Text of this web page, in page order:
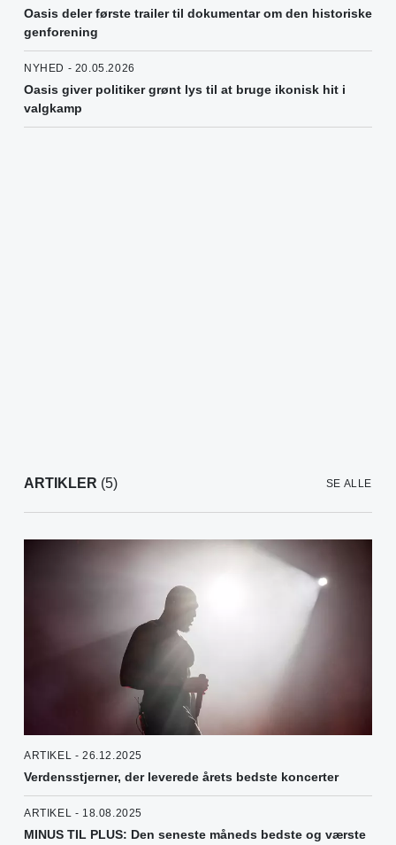
Oasis deler første trailer til dokumentar om den historiske
genforening
NYHED - 20.05.2026
Oasis giver politiker grønt lys til at bruge ikonisk hit i
valgkamp
ARTIKLER (5) SE ALLE
ARTIKEL - 26.12.2025
Verdensstjerner, der leverede årets bedste koncerter
ARTIKEL - 18.08.2025
MINUS TIL PLUS: Den seneste måneds bedste og værste